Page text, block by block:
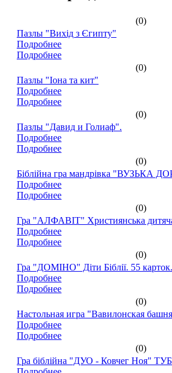
(0)
Пазлы "Вихід з Єгипту"
Подробнее
Подробнее
(0)
Пазлы "Іона та кит"
Подробнее
Подробнее
(0)
Пазлы "Давид и Голиаф".
Подробнее
Подробнее
(0)
Біблійна гра мандрівка "ВУЗЬКА
Подробнее
Подробнее
(0)
Гра "АЛФАВІТ" Християнська
Подробнее
Подробнее
(0)
Гра "ДОМІНО" Діти Біблії. 55 карток.
Подробнее
Подробнее
(0)
Настольная игра "Вавилонская
Подробнее
Подробнее
(0)
Гра біблійна "ДУО - Ковчег Ноя"